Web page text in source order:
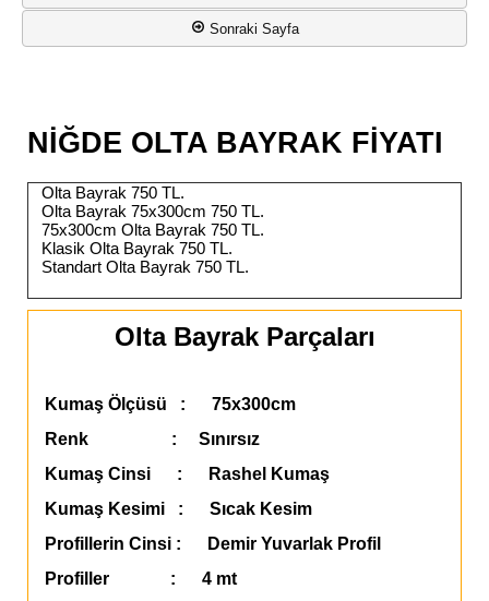
Sonraki Sayfa
NİĞDE OLTA BAYRAK FİYATI
Olta Bayrak 750 TL.
Olta Bayrak 75x300cm 750 TL.
75x300cm Olta Bayrak 750 TL.
Klasik Olta Bayrak 750 TL.
Standart Olta Bayrak 750 TL.
Olta Bayrak Parçaları
Kumaş Ölçüsü : 75x300cm
Renk : Sınırsız
Kumaş Cinsi : Rashel Kumaş
Kumaş Kesimi : Sıcak Kesim
Profillerin Cinsi : Demir Yuvarlak Profil
Profiller : 4 mt